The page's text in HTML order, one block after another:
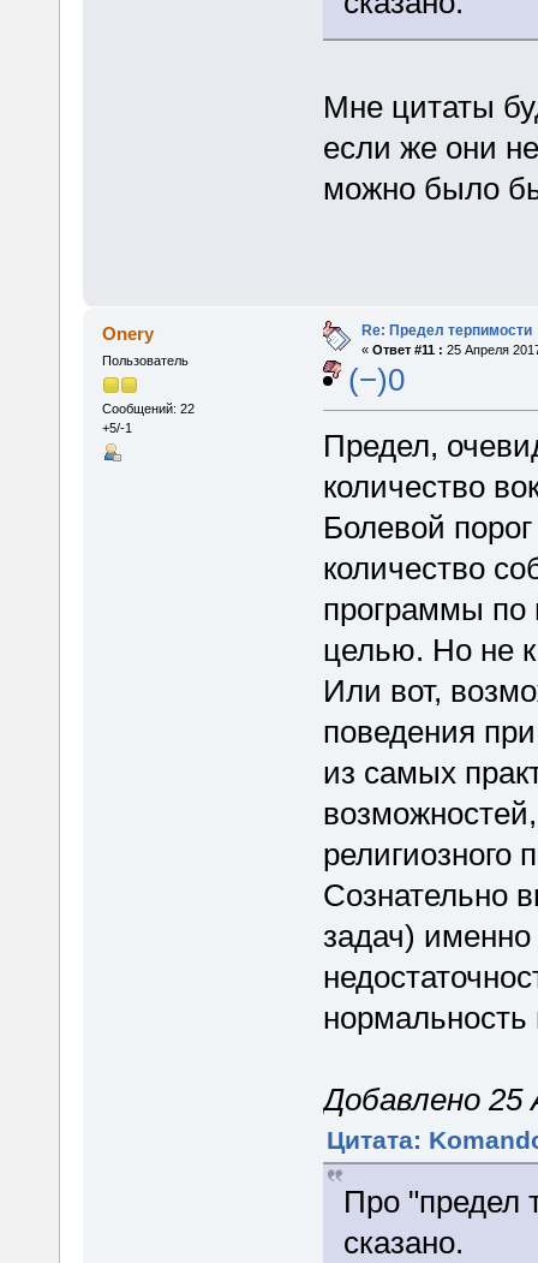
Мне цитаты
если же они
можно было
Onery
Пользователь
Сообщений: 22
+5/-1
Re: Предел терпимости
« Ответ #11 : 25 Апреля
(−)0
Предел,
количество
Болевой
количество
программы по
целью. Но не
Или вот,
поведения
из самых
религиозного
Сознательно
задач)
Добавлено 25
Цитата:
Про "предел
сказано.